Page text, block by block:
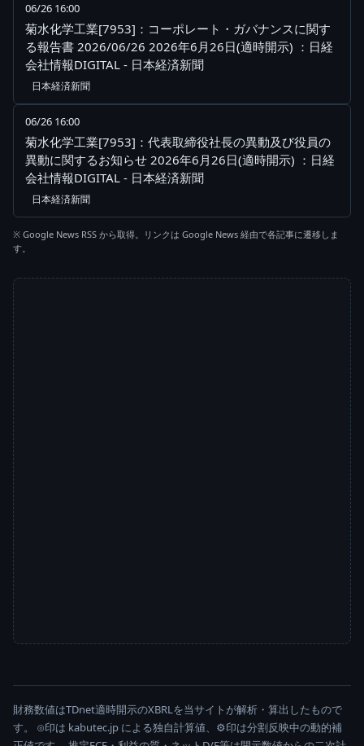
06/26 16:00
菊水化学工業[7953]：コーポレート・ガバナンスに関す
る報告書 2026/06/26 2026年6月26日(適時開示) ：日経
会社情報DIGITAL - 日本経済新聞
日本経済新聞
06/26 16:00
菊水化学工業[7953]：代表取締役社長の異動及び役員の
異動に関するお知らせ 2026年6月26日(適時開示) ：日経
会社情報DIGITAL - 日本経済新聞
日本経済新聞
※ Google News RSS から取得。リンクは Google News 経由で各記事に遷移しま
す。
財務数値はTDnet適時開示のXBRLを当サイトが解析・算出したもので
す。 ⊙印は kabutec.jp による独自計算値、⚙印は分割反映中の動的補